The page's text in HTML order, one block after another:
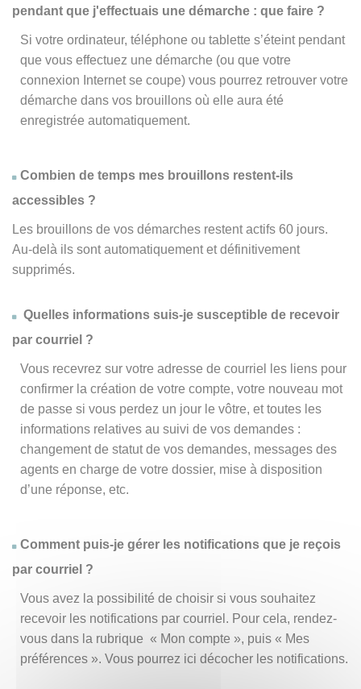
pendant que j'effectuais une démarche : que faire ?
Si votre ordinateur, téléphone ou tablette s’éteint pendant
que vous effectuez une démarche (ou que votre
connexion Internet se coupe) vous pourrez retrouver votre
démarche dans vos brouillons où elle aura été
enregistrée automatiquement.
Combien de temps mes brouillons restent-ils
accessibles ?
Les brouillons de vos démarches restent actifs 60 jours.
Au-delà ils sont automatiquement et définitivement
supprimés.
Quelles informations suis-je susceptible de recevoir
par courriel ?
Vous recevrez sur votre adresse de courriel les liens pour
confirmer la création de votre compte, votre nouveau mot
de passe si vous perdez un jour le vôtre, et toutes les
informations relatives au suivi de vos demandes :
changement de statut de vos demandes, messages des
agents en charge de votre dossier, mise à disposition
d’une réponse, etc.
Comment puis-je gérer les notifications que je reçois
par courriel ?
Vous avez la possibilité de choisir si vous souhaitez
recevoir les notifications par courriel. Pour cela, rendez-
vous dans la rubrique « Mon compte », puis « Mes
préférences ». Vous pourrez ici décocher les notifications.